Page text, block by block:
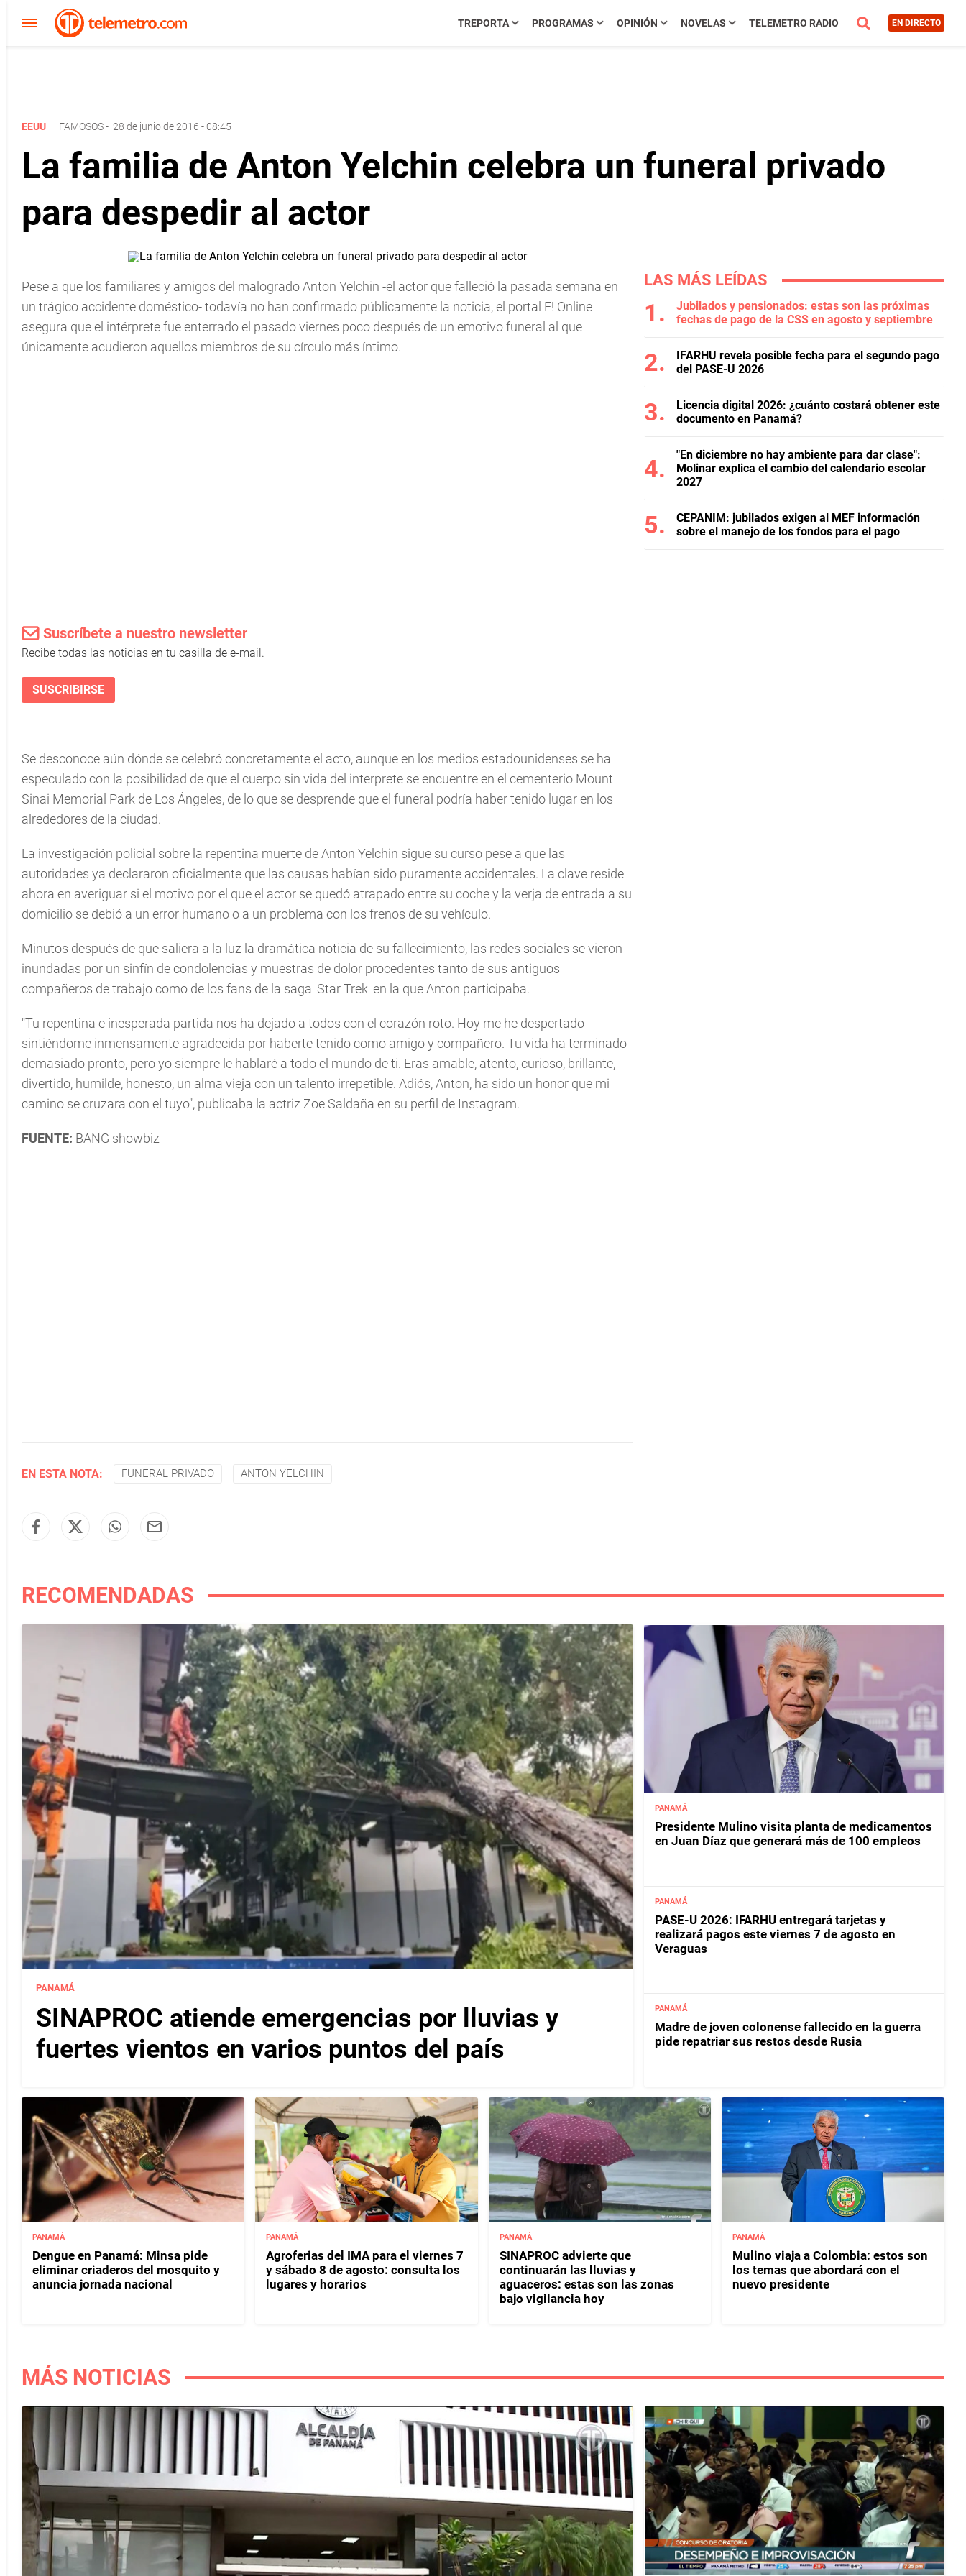
TREPORTA PROGRAMAS OPINIÓN NOVELAS TELEMETRO RADIO EN DIRECTO
EEUU FAMOSOS- 28 de junio de 2016 - 08:45
La familia de Anton Yelchin celebra un funeral privado
para despedir al actor
Pese a que los familiares y amigos del malogrado Anton Yelchin -el actor que falleció la pasada semana en
un trágico accidente doméstico- todavía no han confirmado públicamente la noticia, el portal E! Online
asegura que el intérprete fue enterrado el pasado viernes poco después de un emotivo funeral al que
únicamente acudieron aquellos miembros de su círculo más íntimo.
Suscríbete a nuestro newsletter
Recibe todas las noticias en tu casilla de e-mail.
SUSCRIBIRSE
Se desconoce aún dónde se celebró concretamente el acto, aunque en los medios estadounidenses se ha
especulado con la posibilidad de que el cuerpo sin vida del interprete se encuentre en el cementerio Mount
Sinai Memorial Park de Los Ángeles, de lo que se desprende que el funeral podría haber tenido lugar en los
alrededores de la ciudad.
La investigación policial sobre la repentina muerte de Anton Yelchin sigue su curso pese a que las
autoridades ya declararon oficialmente que las causas habían sido puramente accidentales. La clave reside
ahora en averiguar si el motivo por el que el actor se quedó atrapado entre su coche y la verja de entrada a su
domicilio se debió a un error humano o a un problema con los frenos de su vehículo.
Minutos después de que saliera a la luz la dramática noticia de su fallecimiento, las redes sociales se vieron
inundadas por un sinfín de condolencias y muestras de dolor procedentes tanto de sus antiguos
compañeros de trabajo como de los fans de la saga 'Star Trek' en la que Anton participaba.
"Tu repentina e inesperada partida nos ha dejado a todos con el corazón roto. Hoy me he despertado
sintiéndome inmensamente agradecida por haberte tenido como amigo y compañero. Tu vida ha terminado
demasiado pronto, pero yo siempre le hablaré a todo el mundo de ti. Eras amable, atento, curioso, brillante,
divertido, humilde, honesto, un alma vieja con un talento irrepetible. Adiós, Anton, ha sido un honor que mi
camino se cruzara con el tuyo", publicaba la actriz Zoe Saldaña en su perfil de Instagram.
FUENTE: BANG showbiz
EN ESTA NOTA: FUNERAL PRIVADO ANTON YELCHIN
LAS MÁS LEÍDAS
Jubilados y pensionados: estas son las próximas
fechas de pago de la CSS en agosto y septiembre
IFARHU revela posible fecha para el segundo pago
del PASE-U 2026
Licencia digital 2026: ¿cuánto costará obtener este
documento en Panamá?
"En diciembre no hay ambiente para dar clase":
Molinar explica el cambio del calendario escolar
2027
CEPANIM: jubilados exigen al MEF información
sobre el manejo de los fondos para el pago
RECOMENDADAS
PANAMÁ
SINAPROC atiende emergencias por lluvias y
fuertes vientos en varios puntos del país
PANAMÁ
Presidente Mulino visita planta de medicamentos
en Juan Díaz que generará más de 100 empleos
PANAMÁ
PASE-U 2026: IFARHU entregará tarjetas y
realizará pagos este viernes 7 de agosto en
Veraguas
PANAMÁ
Madre de joven colonense fallecido en la guerra
pide repatriar sus restos desde Rusia
PANAMÁ
Dengue en Panamá: Minsa pide
eliminar criaderos del mosquito y
anuncia jornada nacional
PANAMÁ
Agroferias del IMA para el viernes 7
y sábado 8 de agosto: consulta los
lugares y horarios
PANAMÁ
SINAPROC advierte que
continuarán las lluvias y
aguaceros: estas son las zonas
bajo vigilancia hoy
PANAMÁ
Mulino viaja a Colombia: estos son
los temas que abordará con el
nuevo presidente
MÁS NOTICIAS